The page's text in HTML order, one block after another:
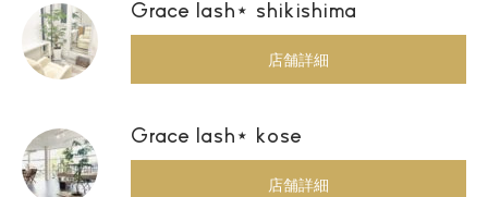
Grace lash⋆ shikishima
店舗詳細
Grace lash⋆ kose
店舗詳細